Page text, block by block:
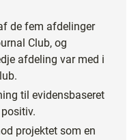
de fem afdelinger
Club, og
afdeling var med i
til evidensbaseret
projektet som en